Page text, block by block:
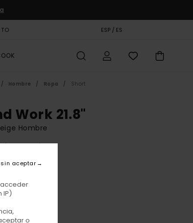
ESP / ES
Hombre Ropa Short
Work 21.8"
Hombre
IP)
o
aceptar